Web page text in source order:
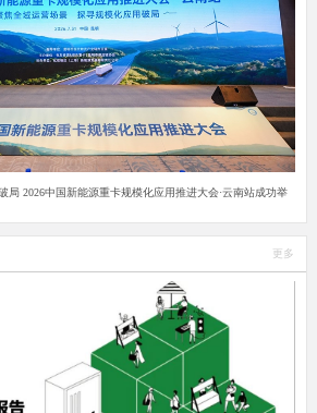
局 2026中国新能源重卡规模化应用推进大会·云南站成功举
更多